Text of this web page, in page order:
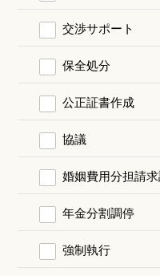
交渉サポート
保全処分
公正証書作成
協議
婚姻費用分担請
年金分割調停
強制執行